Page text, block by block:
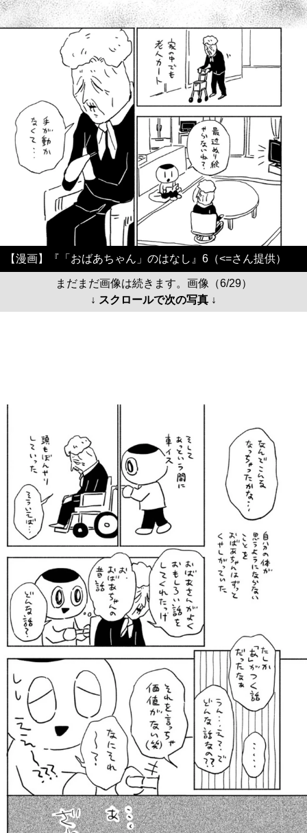
【漫画】『「おばあちゃん」のはなし』6（<=さん提供）
まだまだ画像は続きます。画像（6/29）
↓ スクロールで次の写真 ↓